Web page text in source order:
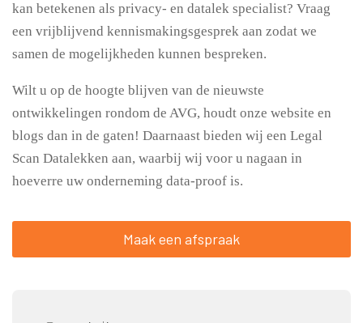
kan betekenen als privacy- en datalek specialist? Vraag
een vrijblijvend kennismakingsgesprek aan zodat we
samen de mogelijkheden kunnen bespreken.
Wilt u op de hoogte blijven van de nieuwste
ontwikkelingen rondom de AVG, houdt onze website en
blogs dan in de gaten! Daarnaast bieden wij een Legal
Scan Datalekken aan, waarbij wij voor u nagaan in
hoeverre uw onderneming data-proof is.
Maak een afspraak